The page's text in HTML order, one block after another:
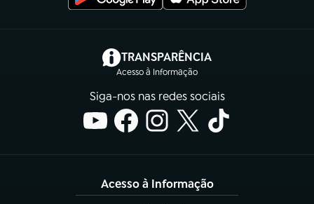
TRANSPARÊNCIA
Acesso à Informação
(abre em nova aba)
Siga-nos nas redes sociais
Acesso à Informação